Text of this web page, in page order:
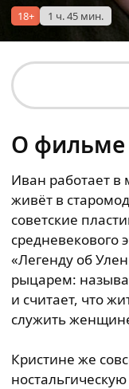
18+ 1 ч. 45 мин.
О фильме
Иван работает в
живёт в
советские
средневекового
«Легенду об
рыцарем:
и считает, что
служить
Кристине же